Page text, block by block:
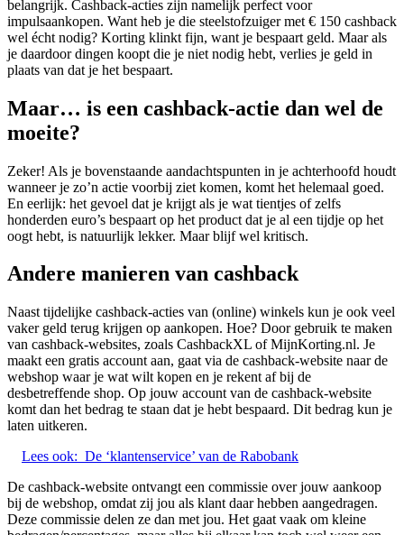
belangrijk. Cashback-acties zijn namelijk perfect voor
impulsaankopen. Want heb je die steelstofzuiger met € 150 cashback
wel écht nodig? Korting klinkt fijn, want je bespaart geld. Maar als
je daardoor dingen koopt die je niet nodig hebt, verlies je geld in
plaats van dat je het bespaart.
Maar… is een cashback-actie dan wel de
moeite?
Zeker! Als je bovenstaande aandachtspunten in je achterhoofd houdt
wanneer je zo’n actie voorbij ziet komen, komt het helemaal goed.
En eerlijk: het gevoel dat je krijgt als je wat tientjes of zelfs
honderden euro’s bespaart op het product dat je al een tijdje op het
oogt hebt, is natuurlijk lekker. Maar blijf wel kritisch.
Andere manieren van cashback
Naast tijdelijke cashback-acties van (online) winkels kun je ook veel
vaker geld terug krijgen op aankopen. Hoe? Door gebruik te maken
van cashback-websites, zoals CashbackXL of MijnKorting.nl. Je
maakt een gratis account aan, gaat via de cashback-website naar de
webshop waar je wat wilt kopen en je rekent af bij de
desbetreffende shop. Op jouw account van de cashback-website
komt dan het bedrag te staan dat je hebt bespaard. Dit bedrag kun je
laten uitkeren.
Lees ook: De ‘klantenservice’ van de Rabobank
De cashback-website ontvangt een commissie over jouw aankoop
bij de webshop, omdat zij jou als klant daar hebben aangedragen.
Deze commissie delen ze dan met jou. Het gaat vaak om kleine